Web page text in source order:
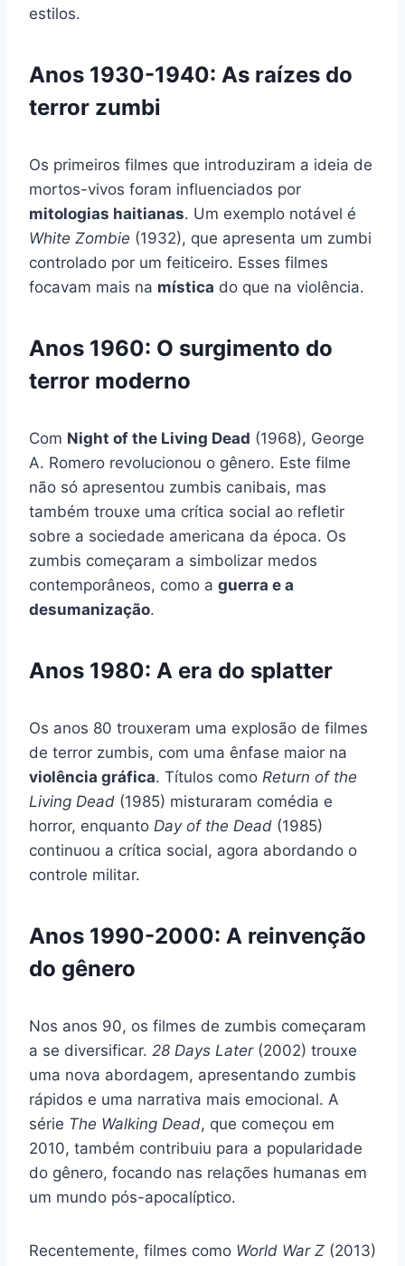
estilos.
Anos 1930-1940: As raízes do
terror zumbi
Os primeiros filmes que introduziram a ideia de
mortos-vivos foram influenciados por
mitologias haitianas. Um exemplo notável é
White Zombie (1932), que apresenta um zumbi
controlado por um feiticeiro. Esses filmes
focavam mais na mística do que na violência.
Anos 1960: O surgimento do
terror moderno
Com Night of the Living Dead (1968), George
A. Romero revolucionou o gênero. Este filme
não só apresentou zumbis canibais, mas
também trouxe uma crítica social ao refletir
sobre a sociedade americana da época. Os
zumbis começaram a simbolizar medos
contemporâneos, como a guerra e a
desumanização.
Anos 1980: A era do splatter
Os anos 80 trouxeram uma explosão de filmes
de terror zumbis, com uma ênfase maior na
violência gráfica. Títulos como Return of the
Living Dead (1985) misturaram comédia e
horror, enquanto Day of the Dead (1985)
continuou a crítica social, agora abordando o
controle militar.
Anos 1990-2000: A reinvenção
do gênero
Nos anos 90, os filmes de zumbis começaram
a se diversificar. 28 Days Later(2002) trouxe
uma nova abordagem, apresentando zumbis
rápidos e uma narrativa mais emocional. A
série The Walking Dead, que começou em
2010, também contribuiu para a popularidade
do gênero, focando nas relações humanas em
um mundo pós-apocalíptico.
Recentemente, filmes como World War Z (2013)